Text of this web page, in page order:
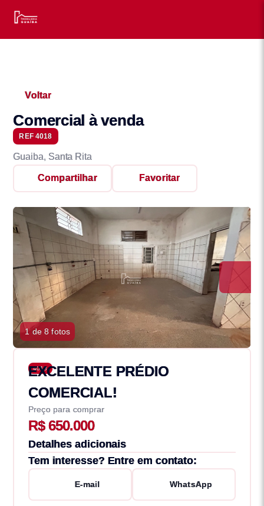
Voltar
Comercial à venda
REF 4018
Guaiba, Santa Rita
Compartilhar Favoritar
1 de 8 fotos
4018
EXCELENTE PRÉDIO
COMERCIAL!
Preço para comprar
R$ 650.000
Detalhes adicionais
Tem interesse? Entre em contato:
E-mail WhatsApp